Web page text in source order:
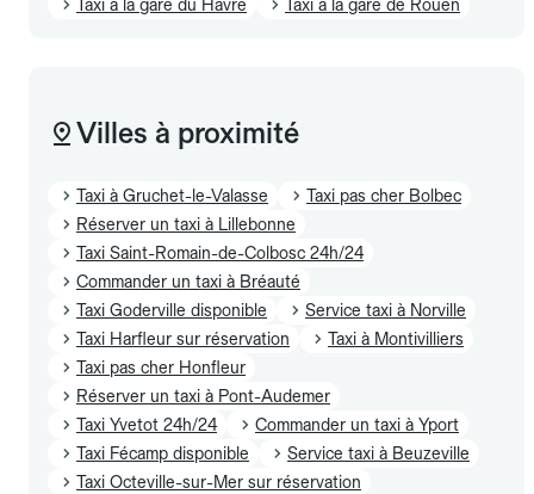
Taxi à la gare du Havre Taxi à la gare de Rouen
Villes à proximité
Taxi à Gruchet-le-Valasse
Taxi pas cher Bolbec
Réserver un taxi à Lillebonne
Taxi Saint-Romain-de-Colbosc 24h/24
Commander un taxi à Bréauté
Taxi Goderville disponible
Service taxi à Norville
Taxi Harfleur sur réservation
Taxi à Montivilliers
Taxi pas cher Honfleur
Réserver un taxi à Pont-Audemer
Taxi Yvetot 24h/24
Commander un taxi à Yport
Taxi Fécamp disponible
Service taxi à Beuzeville
Taxi Octeville-sur-Mer sur réservation